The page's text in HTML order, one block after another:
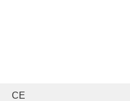
CE